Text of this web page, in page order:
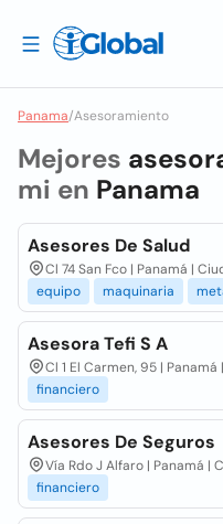
Panama/Asesoramiento
Mejores
mi en Panama
Asesores De Salud
Cl 74 San Fco | Panamá |
equipo
maquinaria
Asesora Tefi S A
Cl 1 El Carmen, 95 |
financiero
Asesores De Seguros
Vía Rdo J Alfaro | Panamá |
financiero